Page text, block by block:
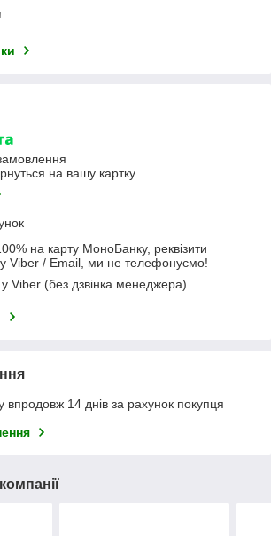
на вашу картку
на карту МоноБанку, реквізити
Viber / Email, ми не телефонуємо!
у Viber (без дзвінка менеджера)
впродовж 14 днів за рахунок покупця